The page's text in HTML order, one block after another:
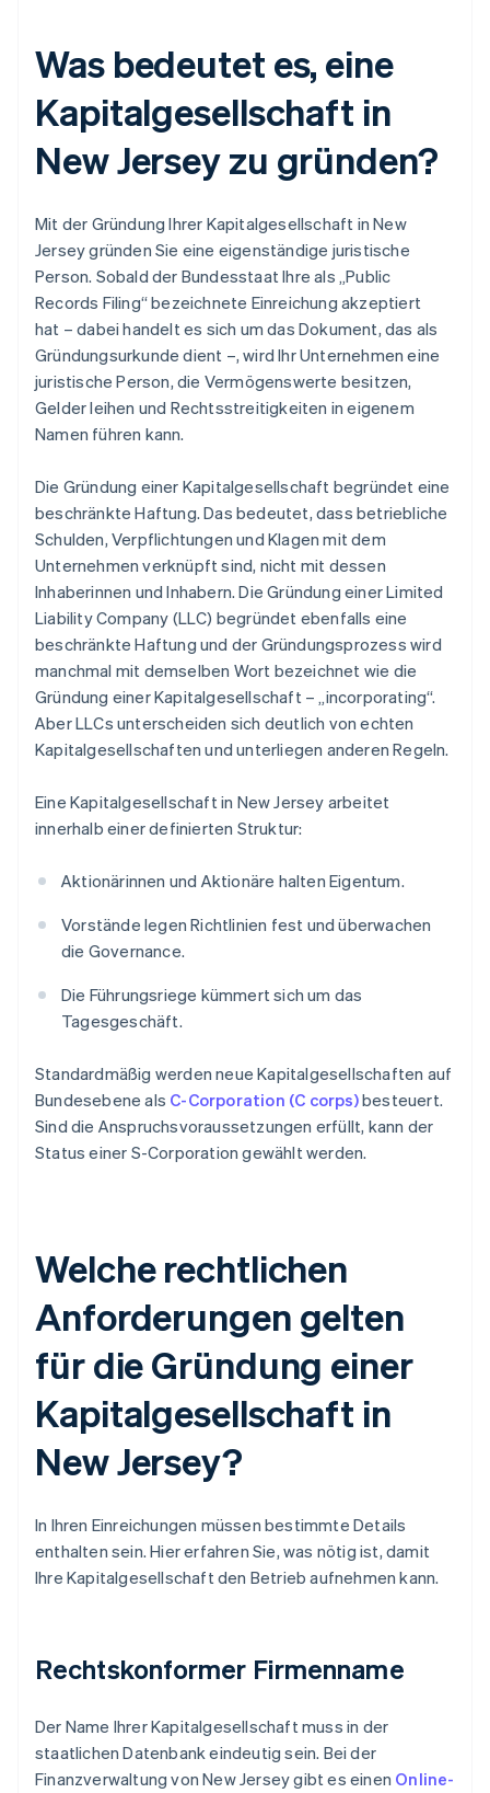
Was bedeutet es, eine
Kapitalgesellschaft in
New Jersey zu gründen?
Mit der Gründung Ihrer Kapitalgesellschaft in New
Jersey gründen Sie eine eigenständige juristische
Person. Sobald der Bundesstaat Ihre als „Public
Records Filing“ bezeichnete Einreichung akzeptiert
hat – dabei handelt es sich um das Dokument, das als
Gründungsurkunde dient –, wird Ihr Unternehmen eine
juristische Person, die Vermögenswerte besitzen,
Gelder leihen und Rechtsstreitigkeiten in eigenem
Namen führen kann.
Die Gründung einer Kapitalgesellschaft begründet eine
beschränkte Haftung. Das bedeutet, dass betriebliche
Schulden, Verpflichtungen und Klagen mit dem
Unternehmen verknüpft sind, nicht mit dessen
Inhaberinnen und Inhabern. Die Gründung einer Limited
Liability Company (LLC) begründet ebenfalls eine
beschränkte Haftung und der Gründungsprozess wird
manchmal mit demselben Wort bezeichnet wie die
Gründung einer Kapitalgesellschaft – „incorporating“.
Aber LLCs unterscheiden sich deutlich von echten
Kapitalgesellschaften und unterliegen anderen Regeln.
Eine Kapitalgesellschaft in New Jersey arbeitet
innerhalb einer definierten Struktur:
Aktionärinnen und Aktionäre halten Eigentum.
Vorstände legen Richtlinien fest und überwachen
die Governance.
Die Führungsriege kümmert sich um das
Tagesgeschäft.
Standardmäßig werden neue Kapitalgesellschaften auf
Bundesebene als C-Corporation (C corps)besteuert.
Sind die Anspruchsvoraussetzungen erfüllt, kann der
Status einer S-Corporation gewählt werden.
Welche rechtlichen
Anforderungen gelten
für die Gründung einer
Kapitalgesellschaft in
New Jersey?
In Ihren Einreichungen müssen bestimmte Details
enthalten sein. Hier erfahren Sie, was nötig ist, damit
Ihre Kapitalgesellschaft den Betrieb aufnehmen kann.
Rechtskonformer Firmenname
Der Name Ihrer Kapitalgesellschaft muss in der
staatlichen Datenbank eindeutig sein. Bei der
Finanzverwaltung von New Jersey gibt es einen Online-